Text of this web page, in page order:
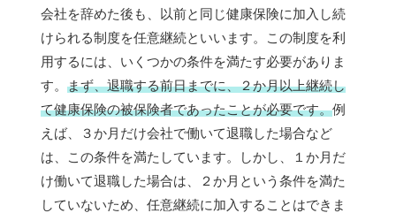
会社を辞めた後も、以前と同じ健康保険に加入し続
けられる制度を任意継続といいます。この制度を利
用するには、いくつかの条件を満たす必要がありま
す。 まず、退職する前日までに、２か月以上継続し
て健康保険の被保険者であったことが必要です。例
えば、３か月だけ会社で働いて退職した場合など
は、この条件を満たしています。しかし、１か月だ
け働いて退職した場合は、２か月という条件を満た
していないため、任意継続に加入することはできま